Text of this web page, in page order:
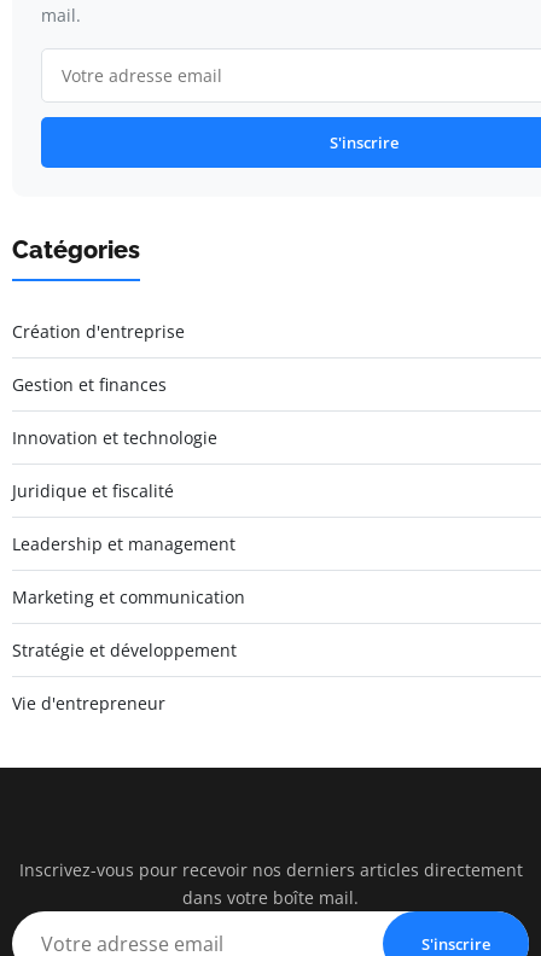
mail.
S'inscrire
Catégories
Création d'entreprise
Gestion et finances
Innovation et technologie
Juridique et fiscalité
Leadership et management
Marketing et communication
Stratégie et développement
Vie d'entrepreneur
BUSINESS
Inscrivez-vous pour recevoir nos derniers articles directement
dans votre boîte mail.
S'inscrire